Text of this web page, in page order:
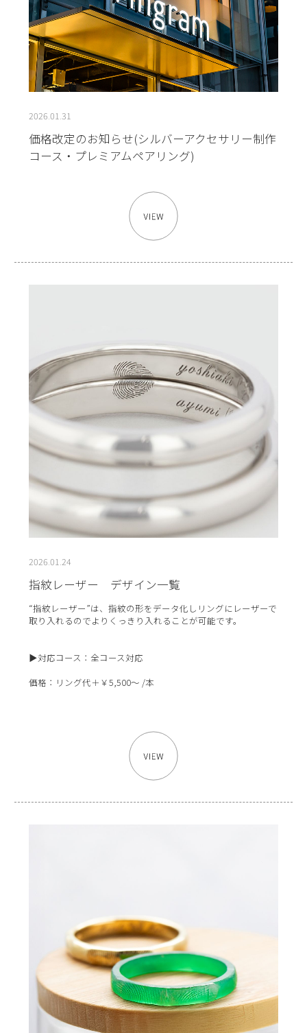
2026.01.31
価格改定のお知らせ(シルバーアクセサリー制作
コース・プレミアムペアリング)
2026.01.24
指紋レーザー デザイン一覧
“指紋レーザー”は、指紋の形をデータ化しリングにレーザーで
取り入れるのでよりくっきり入れることが可能です。
▶対応コース：全コース対応
価格：リング代＋￥5,500～ /本